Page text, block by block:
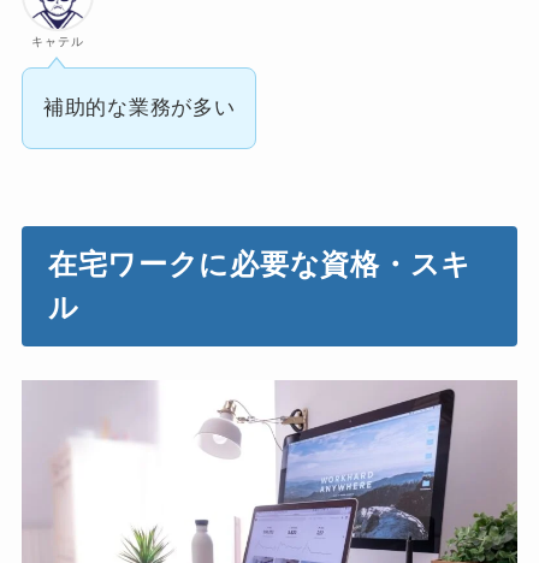
キャテル
補助的な業務が多い
在宅ワークに必要な資格・スキ
ル